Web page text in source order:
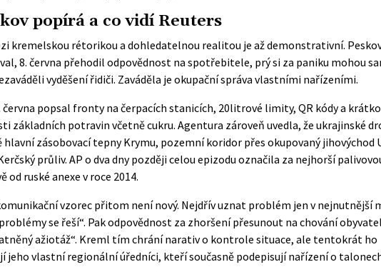
popírá a co vidí Reuters
kremelskou rétorikou a dohledatelnou realitou je až demonstrativní. Peskov
8. června přehodil odpovědnost na spotřebitele, prý si za paniku mohou
vyděšení řidiči. Zaváděla je okupační správa vlastními nařízeními.
června popsal fronty na čerpacích stanicích, 20litrové limity, QR kódy a
základních potravin včetně cukru. Agentura zároveň uvedla, že ukrajinské
hlavní zásobovací tepny Krymu, pozemní koridor přes okupovaný jihovýchod
průliv. AP o dva dny později celou epizodu označila za nejhorší
od ruské anexe v roce 2014.
vzorec přitom není nový. Nejdřív uznat problém jen v nejnutnější
problémy se řeší“. Pak odpovědnost za zhoršení přesunout na chování
ažiotáž“. Kreml tím chrání narativ o kontrole situace, ale tentokrát ho
jeho vlastní regionální úředníci, kteří současně podepisují nařízení o